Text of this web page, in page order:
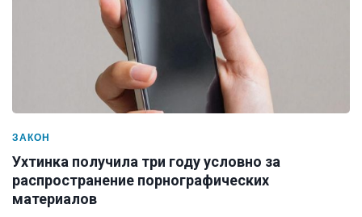
ЗАКОН
Ухтинка получила три году условно за
распространение порнографических
материалов